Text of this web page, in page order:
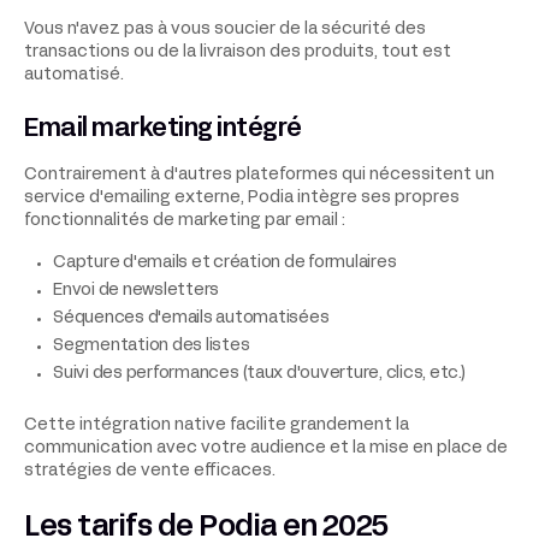
Vous n'avez pas à vous soucier de la sécurité des
transactions ou de la livraison des produits, tout est
automatisé.
Email marketing intégré
Contrairement à d'autres plateformes qui nécessitent un
service d'emailing externe, Podia intègre ses propres
fonctionnalités de marketing par email :
Capture d'emails et création de formulaires
Envoi de newsletters
Séquences d'emails automatisées
Segmentation des listes
Suivi des performances (taux d'ouverture, clics, etc.)
Cette intégration native facilite grandement la
communication avec votre audience et la mise en place de
stratégies de vente efficaces.
Les tarifs de Podia en 2025